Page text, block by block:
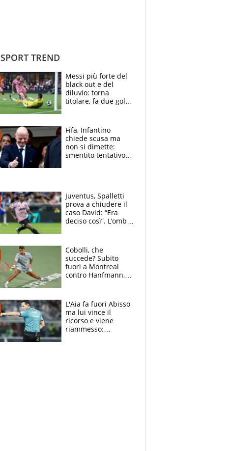
SPORT TREND
Messi più forte del
black out e del
diluvio: torna
titolare, fa due gol e
che ritiro
Fifa, Infantino
chiede scusa ma
non si dimette:
smentito tentativo di
Juventus, Spalletti
prova a chiudere il
caso David: “Era
deciso così”. L’ombra
Cobolli, che
succede? Subito
fuori a Montreal
contro Hanfmann,
L'Aia fa fuori Abisso
ma lui vince il
ricorso e viene
riammesso: